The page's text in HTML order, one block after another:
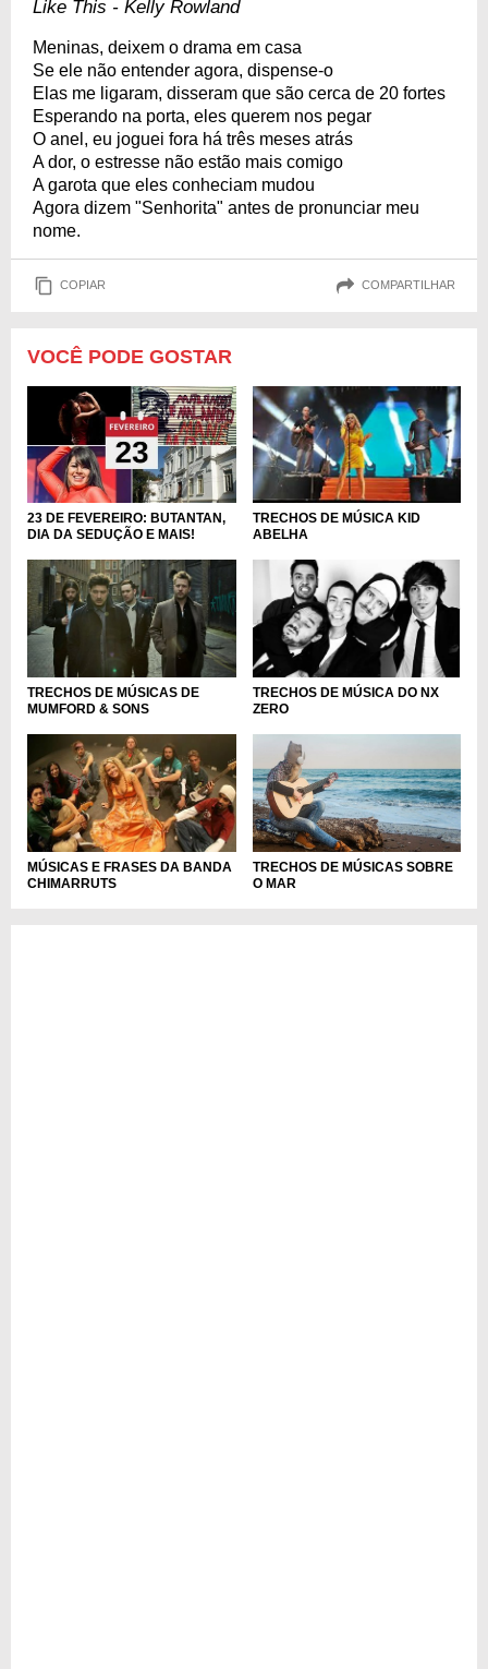
Like This - Kelly Rowland
Meninas, deixem o drama em casa
Se ele não entender agora, dispense-o
Elas me ligaram, disseram que são cerca de 20 fortes
Esperando na porta, eles querem nos pegar
O anel, eu joguei fora há três meses atrás
A dor, o estresse não estão mais comigo
A garota que eles conheciam mudou
Agora dizem "Senhorita" antes de pronunciar meu
nome.
COPIAR COMPARTILHAR
VOCÊ PODE GOSTAR
23 DE FEVEREIRO: BUTANTAN,
DIA DA SEDUÇÃO E MAIS!
TRECHOS DE MÚSICA KID
ABELHA
TRECHOS DE MÚSICAS DE
MUMFORD & SONS
TRECHOS DE MÚSICA DO NX
ZERO
MÚSICAS E FRASES DA BANDA
CHIMARRUTS
TRECHOS DE MÚSICAS SOBRE
O MAR